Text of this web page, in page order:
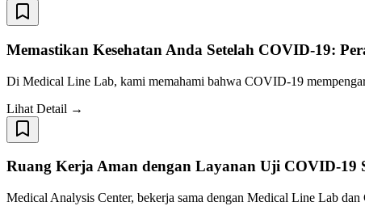
Memastikan Kesehatan Anda Setelah COVID-19:
Di Medical Line Lab, kami memahami bahwa COVID-19
Lihat Detail →
Ruang Kerja Aman dengan Layanan Uji COVID-19
Medical Analysis Center, bekerja sama dengan Medical Line Lab